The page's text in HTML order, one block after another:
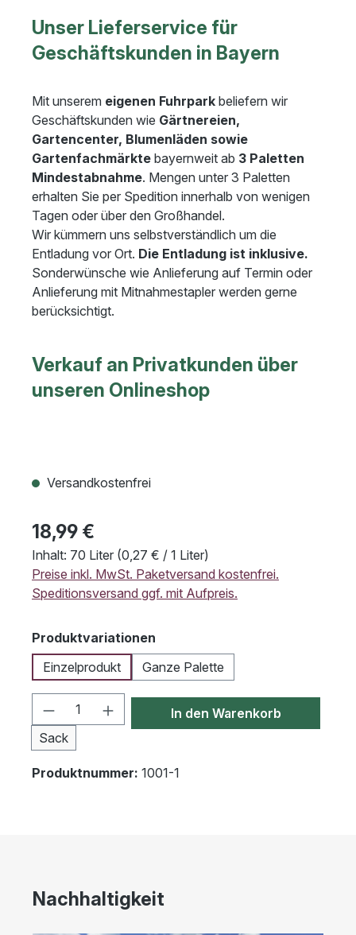
Unser Lieferservice für
Geschäftskunden in Bayern
Mit unserem eigenen Fuhrpark beliefern wir
Geschäftskunden wie Gärtnereien,
Gartencenter, Blumenläden sowie
Gartenfachmärkte bayernweit ab 3 Paletten
Mindestabnahme. Mengen unter 3 Paletten
erhalten Sie per Spedition innerhalb von wenigen
Tagen oder über den Großhandel.
Wir kümmern uns selbstverständlich um die
Entladung vor Ort. Die Entladung ist inklusive.
Sonderwünsche wie Anlieferung auf Termin oder
Anlieferung mit Mitnahmestapler werden gerne
berücksichtigt.
Verkauf an Privatkunden über
unseren Onlineshop
Versandkostenfrei
18,99 €
Inhalt: 70 Liter (0,27 € / 1 Liter)
Preise inkl. MwSt. Paketversand kostenfrei.
Speditionsversand ggf. mit Aufpreis.
Produktvariationen
Einzelprodukt
Ganze Palette
Produkt Anzahl: Gib den gewünschten
Sack
In den Warenkorb
Produktnummer: 1001-1
Nachhaltigkeit